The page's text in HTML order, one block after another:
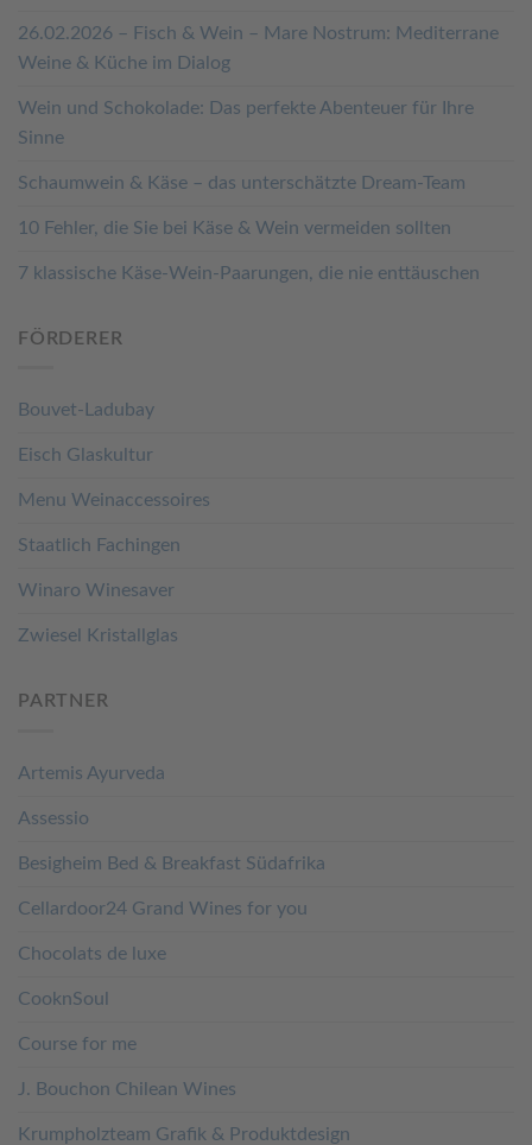
26.02.2026 – Fisch & Wein – Mare Nostrum: Mediterrane
Weine & Küche im Dialog
Wein und Schokolade: Das perfekte Abenteuer für Ihre
Sinne
Schaumwein & Käse – das unterschätzte Dream-Team
10 Fehler, die Sie bei Käse & Wein vermeiden sollten
7 klassische Käse-Wein-Paarungen, die nie enttäuschen
FÖRDERER
Bouvet-Ladubay
Eisch Glaskultur
Menu Weinaccessoires
Staatlich Fachingen
Winaro Winesaver
Zwiesel Kristallglas
PARTNER
Artemis Ayurveda
Assessio
Besigheim Bed & Breakfast Südafrika
Cellardoor24 Grand Wines for you
Chocolats de luxe
CooknSoul
Course for me
J. Bouchon Chilean Wines
Krumpholzteam Grafik & Produktdesign